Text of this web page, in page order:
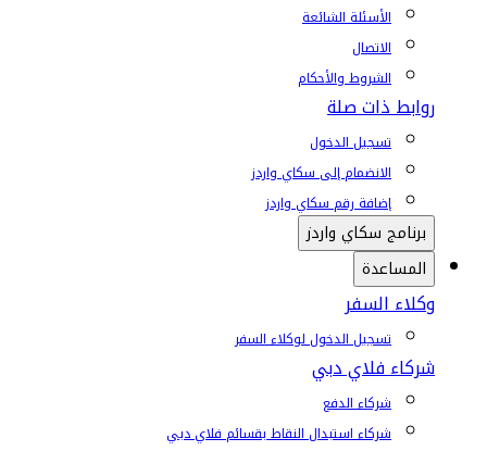
الأسئلة الشائعة
الاتصال
الشروط والأحكام
روابط ذات صلة
تسجيل الدخول
الانضمام إلى سكاي واردز
إضافة رقم سكاي واردز
برنامج سكاي واردز
المساعدة
وكلاء السفر
تسجيل الدخول لوكلاء السفر
شركاء فلاي دبي
شركاء الدفع
شركاء استبدال النقاط بقسائم فلاي دبي